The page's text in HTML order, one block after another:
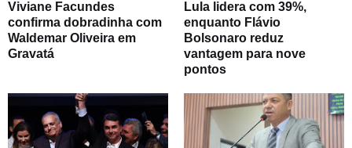
Viviane Facundes
confirma dobradinha com
Waldemar Oliveira em
Gravatá
Lula lidera com 39%,
enquanto Flávio
Bolsonaro reduz
vantagem para nove
pontos